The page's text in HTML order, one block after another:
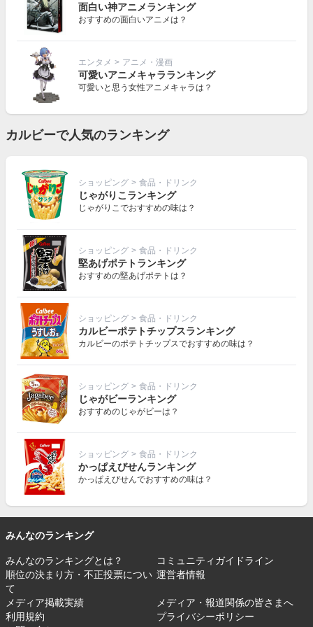
面白い神アニメランキング
おすすめの面白いアニメは？
エンタメ > アニメ・漫画
可愛いアニメキャラランキング
可愛いと思う女性アニメキャラは？
カルビーで人気のランキング
ショッピング > 食品・ドリンク
じゃがりこランキング
じゃがりこでおすすめの味は？
ショッピング > 食品・ドリンク
堅あげポテトランキング
おすすめの堅あげポテトは？
ショッピング > 食品・ドリンク
カルビーポテトチップスランキング
カルビーのポテトチップスでおすすめの味は？
ショッピング > 食品・ドリンク
じゃがビーランキング
おすすめのじゃがビーは？
ショッピング > 食品・ドリンク
かっぱえびせんランキング
かっぱえびせんでおすすめの味は？
みんなのランキング
みんなのランキングとは？
コミュニティガイドライン
順位の決まり方・不正投票につい
て
運営者情報
メディア掲載実績
メディア・報道関係の皆さまへ
利用規約
プライバシーポリシー